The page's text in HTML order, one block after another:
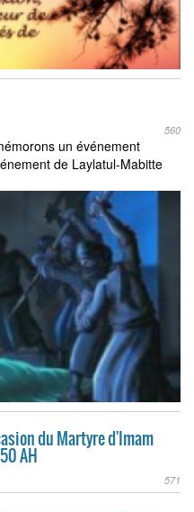
560
un événement
de Laylatul-Mabitte
du Martyre d'Imam
AH
571